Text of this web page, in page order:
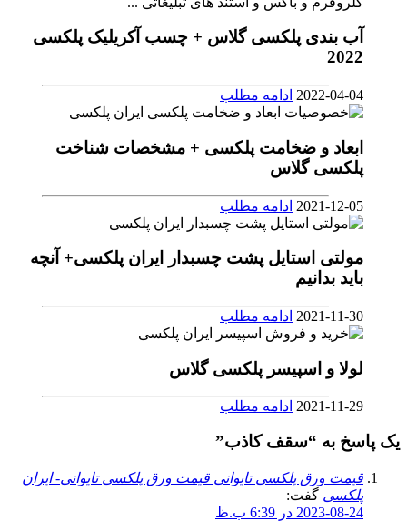
آب بندی پلکسی گلاس + چسب آکریلیک پلکسی
2022
2022-04-04 ادامه مطلب
ابعاد و ضخامت پلکسی + مشخصات شناخت
پلکسی گلاس
2021-12-05 ادامه مطلب
مولتی استایل پشت چسبدار ایران پلکسی+ آنچه
باید بدانیم
2021-11-30 ادامه مطلب
لولا و اسپیسر پلکسی گلاس
2021-11-29 ادامه مطلب
یک پاسخ به “سقف کاذب”
قیمت ورق پلکسی تایوانی قیمت ورق پلکسی تایوانی- ایران
پلکسی گفت:
2023-08-24 در 6:39 ب.ظ